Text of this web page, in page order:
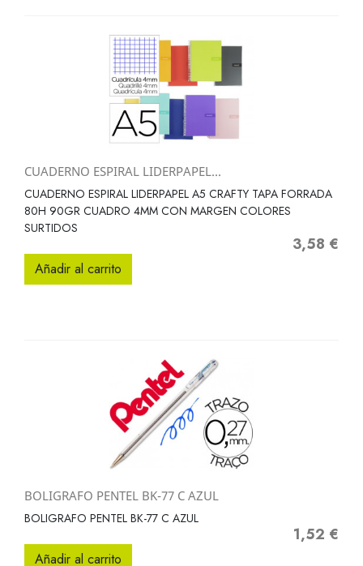
CUADERNO ESPIRAL LIDERPAPEL...
CUADERNO ESPIRAL LIDERPAPEL A5 CRAFTY TAPA FORRADA
80H 90GR CUADRO 4MM CON MARGEN COLORES
SURTIDOS
Precio
3,58 €
Añadir al carrito
BOLIGRAFO PENTEL BK-77 C AZUL
BOLIGRAFO PENTEL BK-77 C AZUL
Precio
1,52 €
Añadir al carrito